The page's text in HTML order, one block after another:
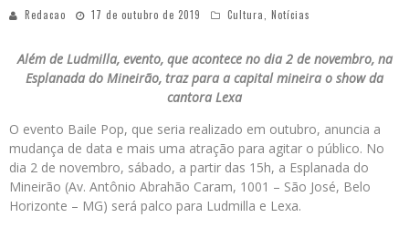
Redacao 17 de outubro de 2019 Cultura, Notícias
Além de Ludmilla, evento, que acontece no dia 2 de novembro, na
Esplanada do Mineirão, traz para a capital mineira o show da
cantora Lexa
O evento Baile Pop, que seria realizado em outubro, anuncia a
mudança de data e mais uma atração para agitar o público. No
dia 2 de novembro, sábado, a partir das 15h, a Esplanada do
Mineirão (Av. Antônio Abrahão Caram, 1001 – São José, Belo
Horizonte – MG) será palco para Ludmilla e Lexa.